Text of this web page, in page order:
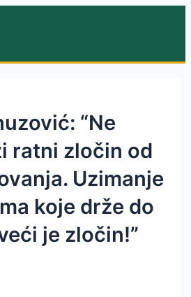
“Ne
ratni zločin od
Uzimanje
koje drže do
je zločin!”